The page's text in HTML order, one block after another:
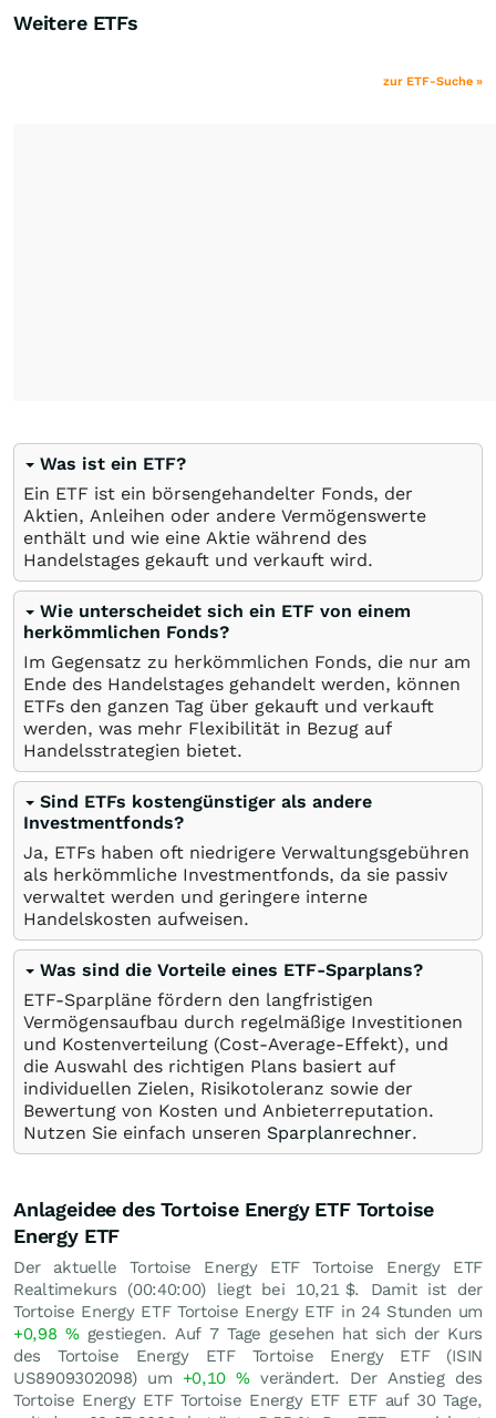
Weitere ETFs
zur ETF-Suche »
Was ist ein ETF?
Ein ETF ist ein börsengehandelter Fonds, der
Aktien, Anleihen oder andere Vermögenswerte
enthält und wie eine Aktie während des
Handelstages gekauft und verkauft wird.
Wie unterscheidet sich ein ETF von einem
herkömmlichen Fonds?
Im Gegensatz zu herkömmlichen Fonds, die nur am
Ende des Handelstages gehandelt werden, können
ETFs den ganzen Tag über gekauft und verkauft
werden, was mehr Flexibilität in Bezug auf
Handelsstrategien bietet.
Sind ETFs kostengünstiger als andere
Investmentfonds?
Ja, ETFs haben oft niedrigere Verwaltungsgebühren
als herkömmliche Investmentfonds, da sie passiv
verwaltet werden und geringere interne
Handelskosten aufweisen.
Was sind die Vorteile eines ETF-Sparplans?
ETF-Sparpläne fördern den langfristigen
Vermögensaufbau durch regelmäßige Investitionen
und Kostenverteilung (Cost-Average-Effekt), und
die Auswahl des richtigen Plans basiert auf
individuellen Zielen, Risikotoleranz sowie der
Bewertung von Kosten und Anbieterreputation.
Nutzen Sie einfach unseren Sparplanrechner.
Anlageidee des Tortoise Energy ETF Tortoise
Energy ETF
Der aktuelle Tortoise Energy ETF Tortoise Energy ETF
Realtimekurs (00:40:00) liegt bei 10,21 $. Damit ist der
Tortoise Energy ETF Tortoise Energy ETF in 24 Stunden um
+0,98 %gestiegen. Auf 7 Tage gesehen hat sich der Kurs
des Tortoise Energy ETF Tortoise Energy ETF (ISIN
US8909302098) um +0,10%verändert. Der Anstieg des
Tortoise Energy ETF Tortoise Energy ETF ETF auf 30 Tage,